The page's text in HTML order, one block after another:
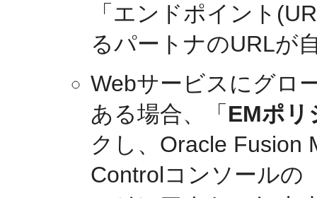
「エンドポイント
るパートナのURLが
Webサービスにグロ
ある場合、「 EMポリ
クし、Oracle Fusion
Controlコンソールの